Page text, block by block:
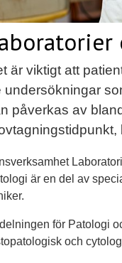
är viktigt att
undersökningar
påverkas av
är en del av
för Patologi
och